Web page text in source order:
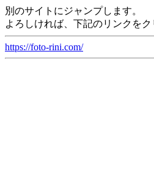
別のサイトにジャンプします。
よろしければ、下記のリンクをク
https://foto-rini.com/